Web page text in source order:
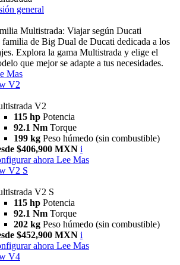
general
Multistrada: Viajar según Ducati
familia de Big Dual de Ducati dedicada a los
Explora la gama Multistrada y elige el
que mejor se adapte a tus necesidades.
Mas
V2
V2
115 hp Potencia
92.1 Nm Torque
199 kg Peso húmedo (sin combustible)
$406,900 MXN i
ahora Lee Mas
V2 S
V2 S
115 hp Potencia
92.1 Nm Torque
202 kg Peso húmedo (sin combustible)
$452,900 MXN i
ahora Lee Mas
V4